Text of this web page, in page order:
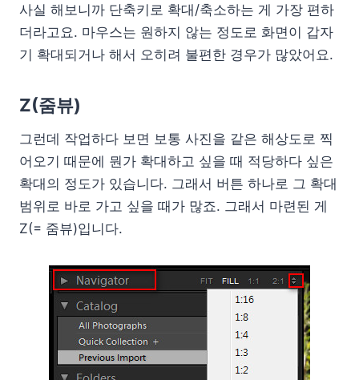
사실 해보니까 단축키로 확대/축소하는 게 가장 편하
더라고요. 마우스는 원하지 않는 정도로 화면이 갑자
기 확대되거나 해서 오히려 불편한 경우가 많았어요.
Z(줌뷰)
그런데 작업하다 보면 보통 사진을 같은 해상도로 찍
어오기 때문에 뭔가 확대하고 싶을 때 적당하다 싶은
확대의 정도가 있습니다. 그래서 버튼 하나로 그 확대
범위로 바로 가고 싶을 때가 많죠. 그래서 마련된 게
Z(= 줌뷰)입니다.